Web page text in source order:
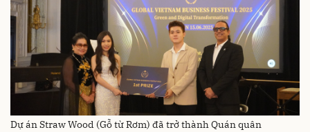
Dự án Straw Wood (Gỗ từ Rơm) đã trở thành Quán quân